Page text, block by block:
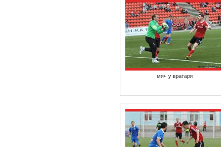
мяч у вратаря